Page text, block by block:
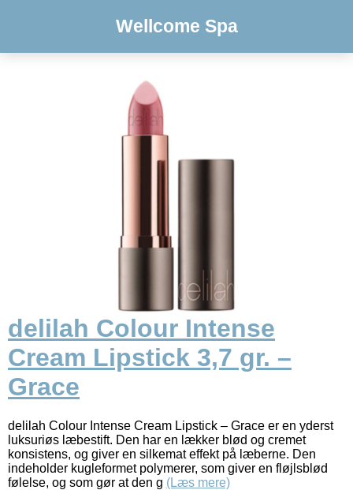
Wellcome Spa
delilah Colour Intense
Cream Lipstick 3,7 gr. –
Grace
delilah Colour Intense Cream Lipstick – Grace er en yderst
luksuriøs læbestift. Den har en lækker blød og cremet
konsistens, og giver en silkemat effekt på læberne. Den
indeholder kugleformet polymerer, som giver en fløjlsblød
følelse, og som gør at den g (Læs mere)